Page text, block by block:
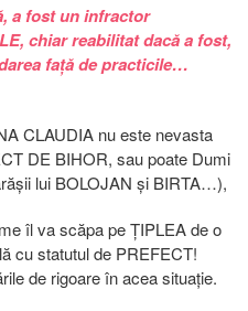
a fost un infractor
chiar reabilitat dacă a fost,
față de practicile…
CLAUDIA nu este nevasta
DE BIHOR, sau poate Dumi
lui BOLOJAN și BIRTA…),
îl va scăpa pe ȚIPLEA de o
cu statutul de PREFECT!
de rigoare în acea situație.